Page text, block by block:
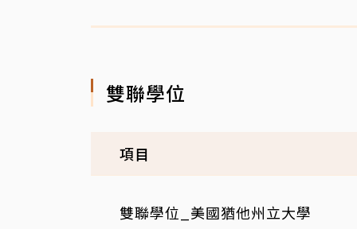
雙聯學位
項目
雙聯學位_美國猶他州立大學